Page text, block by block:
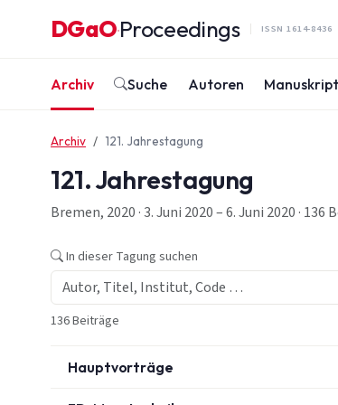
DGaO·Proceedings ISSN 1614-8436
Archiv Suche Autoren
Archiv 121. Jahrestagung
121. Jahrestagung
Bremen, 2020 · 3. Juni 2020 – 6. Juni 2020 · 136
In dieser Tagung suchen
136 Beiträge
Hauptvorträge